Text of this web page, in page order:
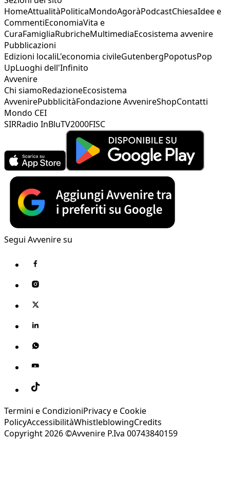
HomeAttualitàPoliticaMondoAgoràPodcastChiesaIdee e
CommentiEconomiaVita e
CuraFamigliaRubricheMultimediaEcosistema avvenire
Pubblicazioni
Edizioni localiL'economia civileGutenbergPopotusPop
UpLuoghi dell'Infinito
Avvenire
Chi siamoRedazioneEcosistema
AvvenirePubblicitàFondazione AvvenireShopContatti
Mondo CEI
SIRRadio InBluTV2000FISC
Segui Avvenire su
Termini e CondizioniPrivacy e Cookie
PolicyAccessibilitàWhistleblowingCredits
Copyright 2026 ©Avvenire P.Iva 00743840159